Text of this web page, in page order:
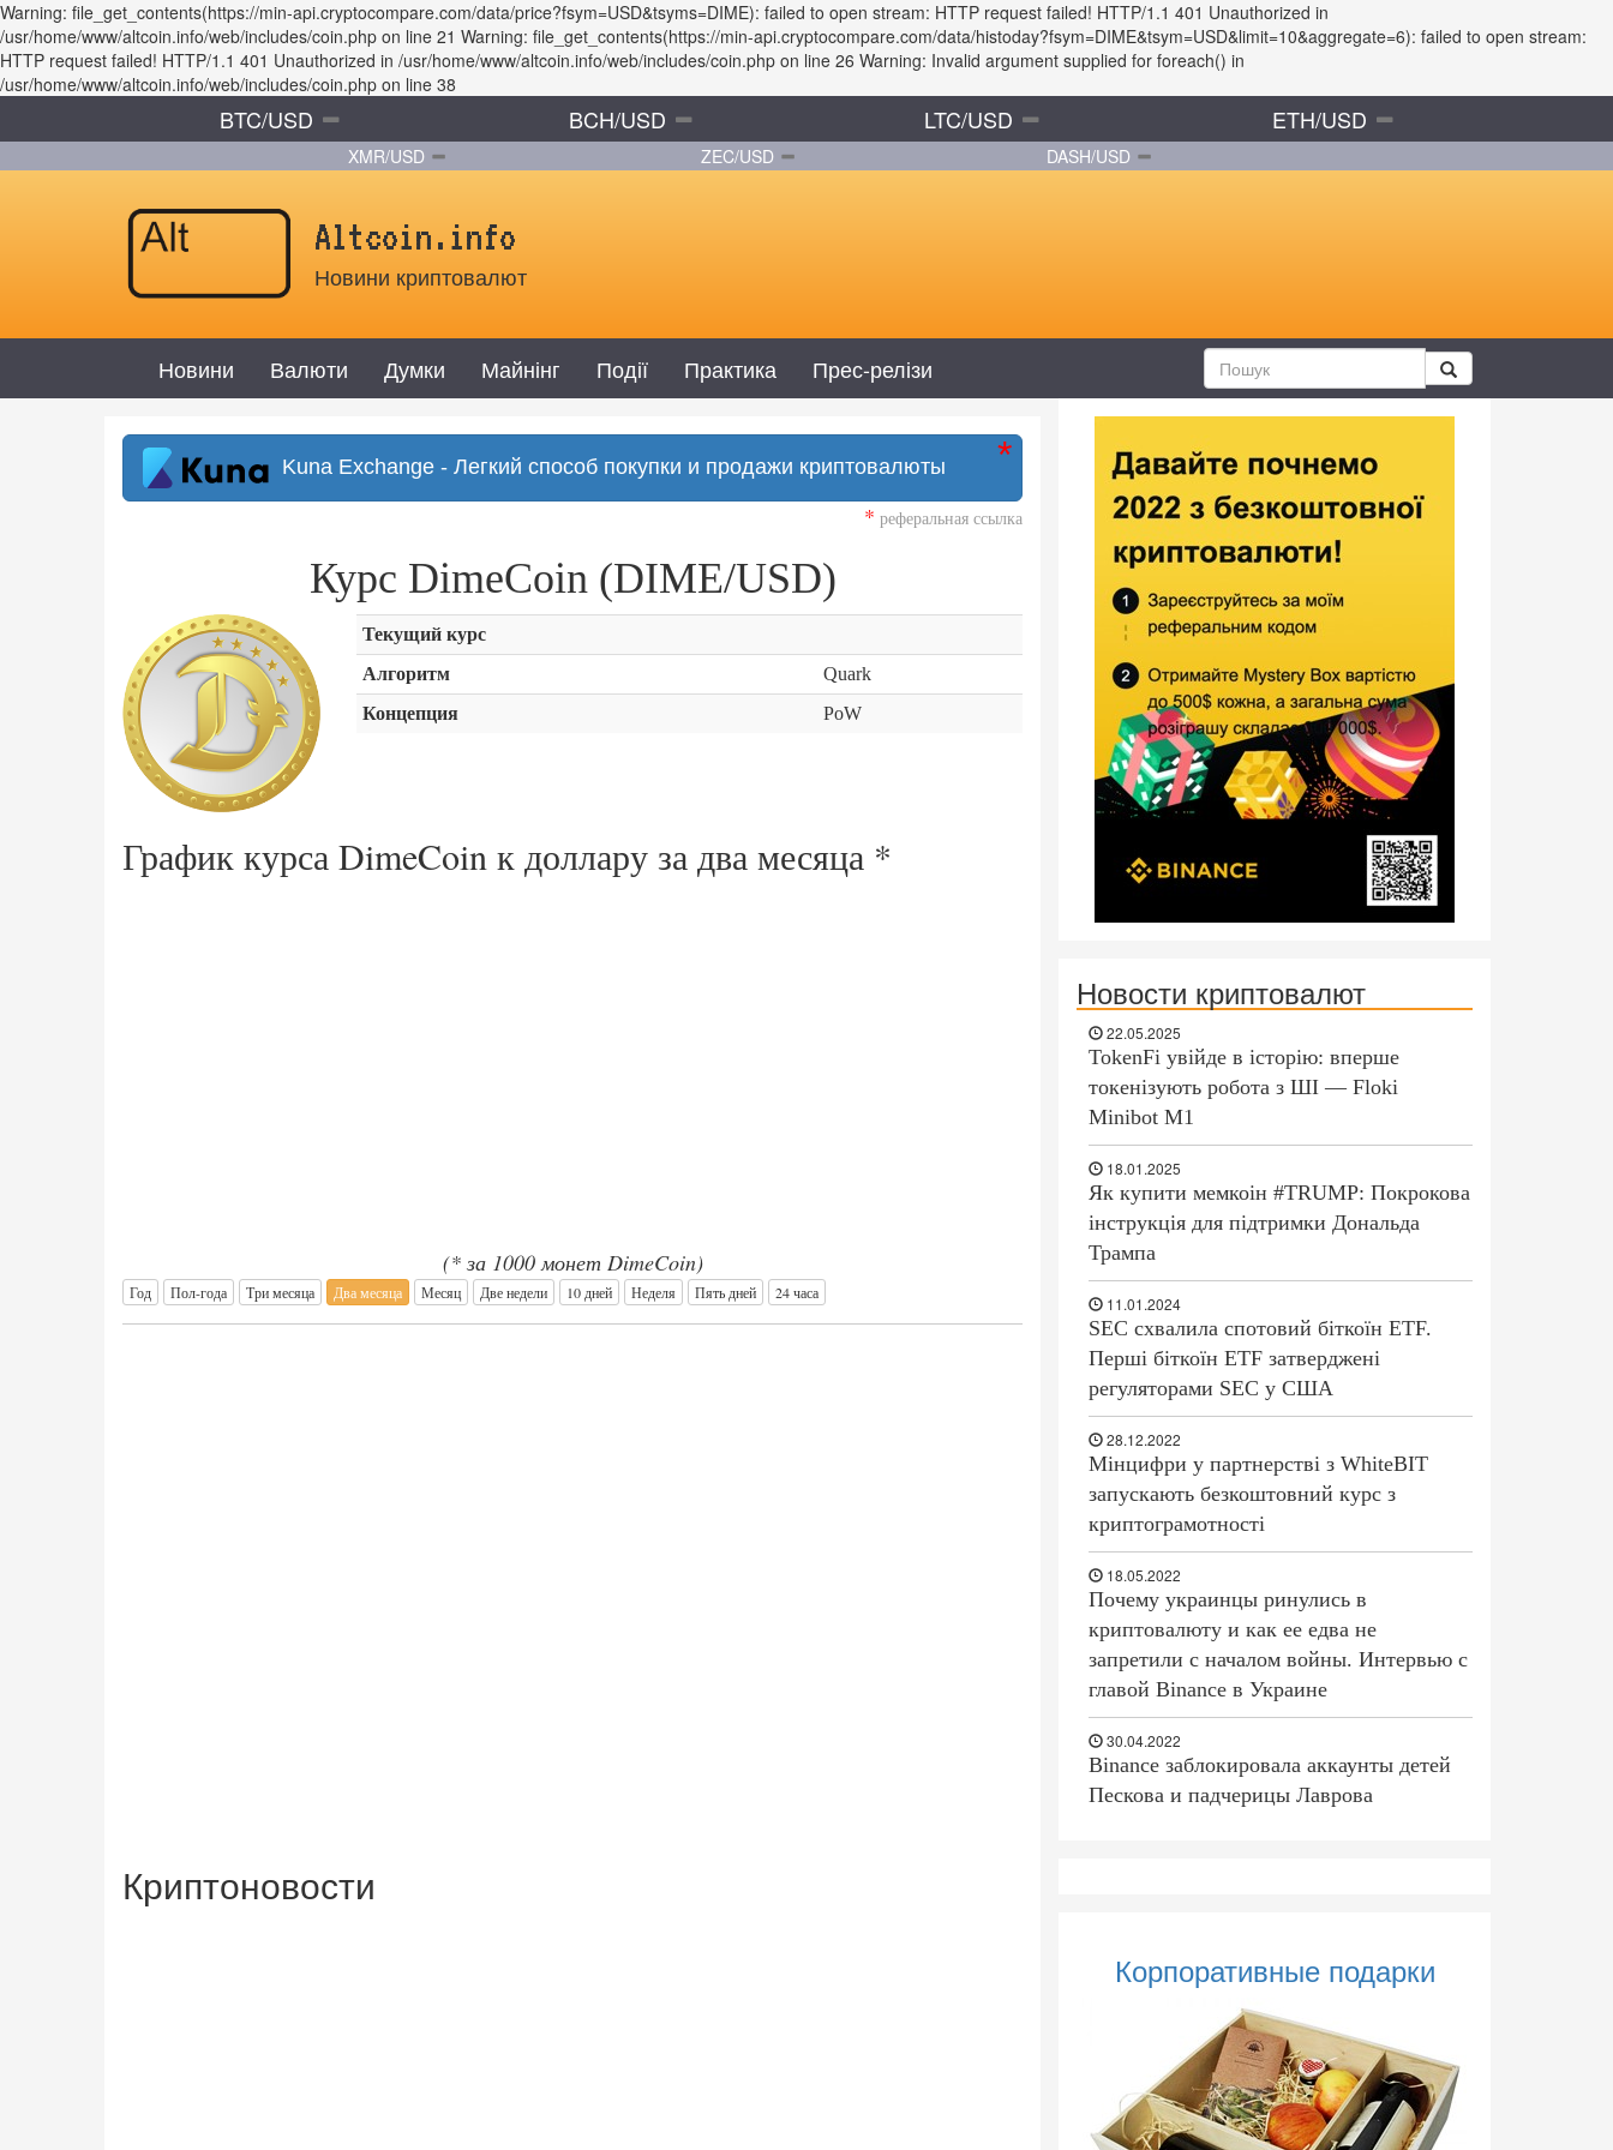
Warning: file_get_contents(https://min-api.cryptocompare.com/data/price?fsym=USD&tsyms=DIME): failed to open stream: HTTP request failed! HTTP/1.1 401 Unauthorized in
/usr/home/www/altcoin.info/web/includes/coin.php on line 21 Warning: file_get_contents(https://min-api.cryptocompare.com/data/histoday?fsym=DIME&tsym=USD&limit=10&aggregate=6): failed to open stream:
HTTP request failed! HTTP/1.1 401 Unauthorized in /usr/home/www/altcoin.info/web/includes/coin.php on line 26 Warning: Invalid argument supplied for foreach() in
/usr/home/www/altcoin.info/web/includes/coin.php on line 38
BTC/USD BCH/USD LTC/USD ETH/USD
XMR/USD ZEC/USD DASH/USD
Altcoin.info
Новини криптовалют
Новини Валюти Думки Майнінг Події Практика Прес-релізи
Kuna Exchange - Легкий способ покупки и продажи криптовалюты
* реферальная ссылка
Курс DimeCoin (DIME/USD)
Текущий курс
Алгоритм
Quark
Концепция
PoW
График курса DimeCoin к доллару за два месяца *
(* за 1000 монет DimeCoin)
Год Пол-года Три месяца Два месяца Месяц Две недели 10 дней Неделя Пять дней 24 часа
Криптоновости
Новости криптовалют
22.05.2025
TokenFi увійде в історію: вперше
токенізують робота з ШІ — Floki
Minibot M1
18.01.2025
Як купити мемкоін #TRUMP: Покрокова
інструкція для підтримки Дональда
Трампа
11.01.2024
SEC схвалила спотовий біткоїн ETF.
Перші біткоїн ETF затверджені
регуляторами SEC у США
28.12.2022
Мінцифри у партнерстві з WhiteBIT
запускають безкоштовний курс з
криптограмотності
18.05.2022
Почему украинцы ринулись в
криптовалюту и как ее едва не
запретили с началом войны. Интервью с
главой Binance в Украине
30.04.2022
Binance заблокировала аккаунты детей
Пескова и падчерицы Лаврова
Корпоративные подарки